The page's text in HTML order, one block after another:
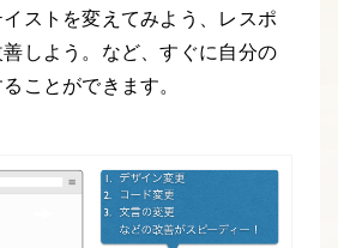
ストを変えてみよう、レスポ
しよう。など、すぐに自分の
ことができます。